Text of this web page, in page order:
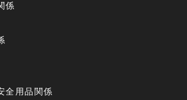
係
全用品関係